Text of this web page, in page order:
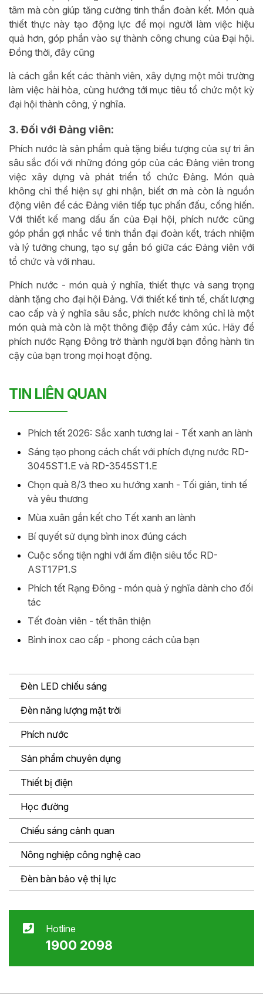
tâm mà còn giúp tăng cường tinh thần đoàn kết. Món quà
thiết thực này tạo động lực để mọi người làm việc hiệu
quả hơn, góp phần vào sự thành công chung của Đại hội.
Đồng thời, đây cũng
là cách gắn kết các thành viên, xây dựng một môi trường
làm việc hài hòa, cùng hướng tới mục tiêu tổ chức một kỳ
đại hội thành công, ý nghĩa.
3. Đối với Đảng viên:
Phích nước là sản phẩm quà tặng biểu tượng của sự tri ân
sâu sắc đối với những đóng góp của các Đảng viên trong
việc xây dựng và phát triển tổ chức Đảng. Món quà
không chỉ thể hiện sự ghi nhận, biết ơn mà còn là nguồn
động viên để các Đảng viên tiếp tục phấn đấu, cống hiến.
Với thiết kế mang dấu ấn của Đại hội, phích nước cũng
góp phần gợi nhắc về tinh thần đại đoàn kết, trách nhiệm
và lý tưởng chung, tạo sự gắn bó giữa các Đảng viên với
tổ chức và với nhau.
Phích nước - món quà ý nghĩa, thiết thực và sang trọng
dành tặng cho đại hội Đảng. Với thiết kế tinh tế, chất lượng
cao cấp và ý nghĩa sâu sắc, phích nước không chỉ là một
món quà mà còn là một thông điệp đầy cảm xúc. Hãy để
phích nước Rạng Đông trở thành người bạn đồng hành tin
cậy của bạn trong mọi hoạt động.
TIN LIÊN QUAN
Phích tết 2026: Sắc xanh tương lai - Tết xanh an lành
Sáng tạo phong cách chất với phích đựng nước RD-
3045ST1.E và RD-3545ST1.E
Chọn quà 8/3 theo xu hướng xanh - Tối giản, tinh tế
và yêu thương
Mùa xuân gắn kết cho Tết xanh an lành
Bí quyết sử dụng bình inox đúng cách
Cuộc sống tiện nghi với ấm điện siêu tốc RD-
AST17P1.S
Phích tết Rạng Đông - món quà ý nghĩa dành cho đối
tác
Tết đoàn viên - tết thân thiện
Bình inox cao cấp - phong cách của bạn
Đèn LED chiếu sáng
Đèn năng lượng mặt trời
Phích nước
Sản phẩm chuyên dụng
Thiết bị điện
Học đường
Chiếu sáng cảnh quan
Nông nghiệp công nghệ cao
Đèn bàn bảo vệ thị lực
Hotline
1900 2098